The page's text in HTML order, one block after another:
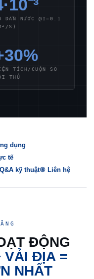
DẪN NƯỚC @I=0.1
S)
TÍCH/CUỘN SO
THỦ
dụng
tế
kỹ thuật⑧ Liên hệ
ĐỘNG
VẢI ĐỊA =
NHẤT